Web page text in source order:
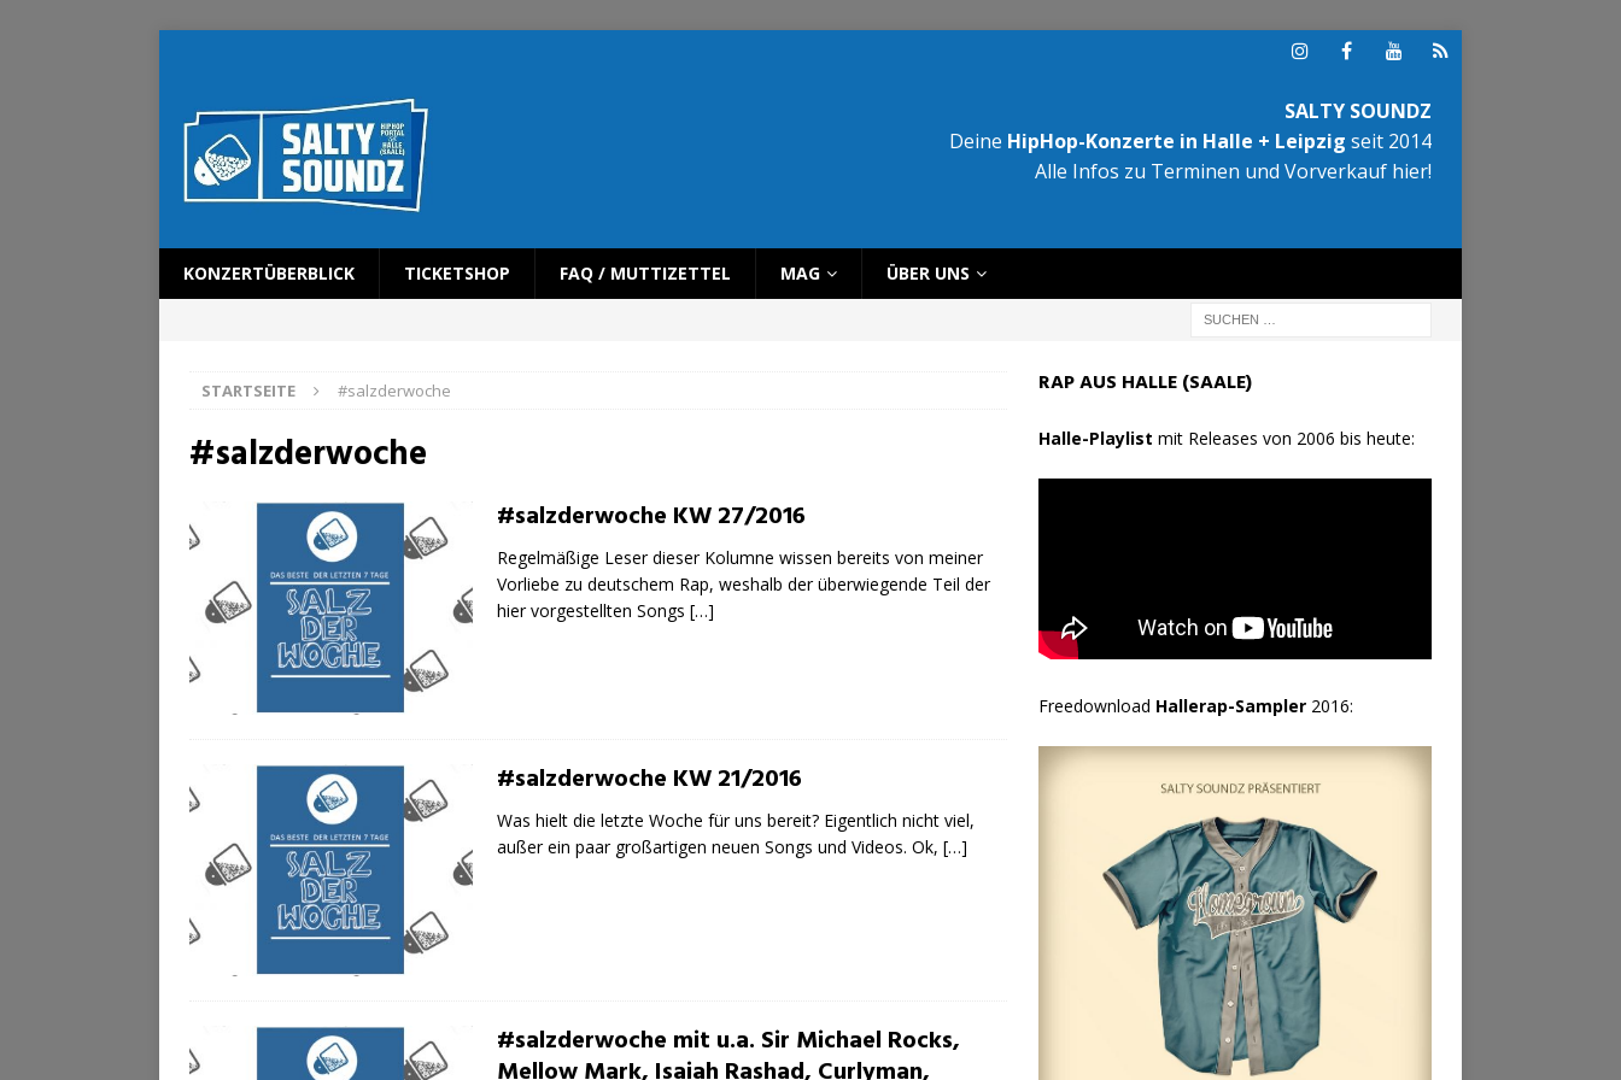
SALTY SOUNDZ
Deine HipHop-Konzerte in Halle + Leipzig seit 2014
Alle Infos zu Terminen und Vorverkauf hier!
KONZERTÜBERBLICK TICKETSHOP FAQ / MUTTIZETTEL MAG ÜBER UNS
STARTSEITE #salzderwoche
#salzderwoche
#salzderwoche KW 27/2016
Regelmäßige Leser dieser Kolumne wissen bereits von meiner
Vorliebe zu deutschem Rap, weshalb der überwiegende Teil der
hier vorgestellten Songs […]
#salzderwoche KW 21/2016
Was hielt die letzte Woche für uns bereit? Eigentlich nicht viel,
außer ein paar großartigen neuen Songs und Videos. Ok, […]
#salzderwoche mit u.a. Sir Michael Rocks,
RAP AUS HALLE (SAALE)
Halle-Playlist mit Releases von 2006 bis heute:
Freedownload Hallerap-Sampler2016: